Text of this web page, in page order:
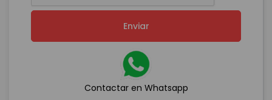
Enviar
Contactar en Whatsapp